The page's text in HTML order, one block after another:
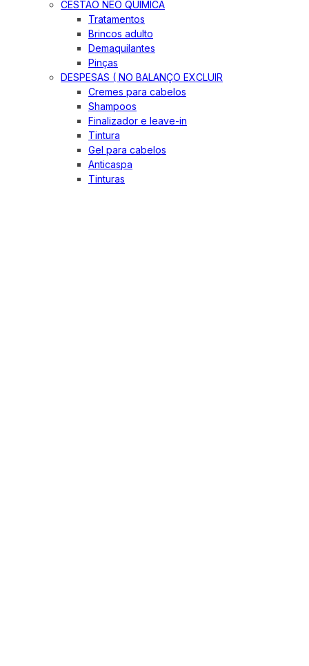
CESTÃO NEO QUIMICA
Tratamentos
Brincos adulto
Demaquilantes
Pinças
DESPESAS ( NO BALANÇO EXCLUIR
Cremes para cabelos
Shampoos
Finalizador e leave-in
Tintura
Gel para cabelos
Anticaspa
Tinturas